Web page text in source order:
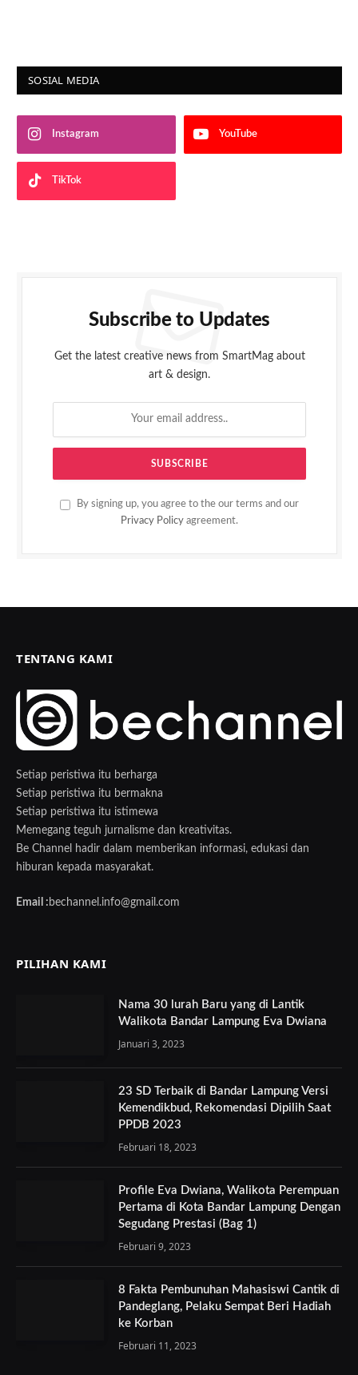
SOSIAL MEDIA
Instagram YouTube
TikTok
Subscribe to Updates
Get the latest creative news from SmartMag about
art & design.
By signing up, you agree to the our terms and our
Privacy Policy agreement.
TENTANG KAMI
Setiap peristiwa itu berharga
Setiap peristiwa itu bermakna
Setiap peristiwa itu istimewa
Memegang teguh jurnalisme dan kreativitas.
Be Channel hadir dalam memberikan informasi, edukasi dan
hiburan kepada masyarakat.
Email : bechannel.info@gmail.com
PILIHAN KAMI
Nama 30 lurah Baru yang di Lantik
Walikota Bandar Lampung Eva Dwiana
Januari 3, 2023
23 SD Terbaik di Bandar Lampung Versi
Kemendikbud, Rekomendasi Dipilih Saat
PPDB 2023
Februari 18, 2023
Profile Eva Dwiana, Walikota Perempuan
Pertama di Kota Bandar Lampung Dengan
Segudang Prestasi (Bag 1)
Februari 9, 2023
8 Fakta Pembunuhan Mahasiswi Cantik di
Pandeglang, Pelaku Sempat Beri Hadiah
ke Korban
Februari 11, 2023